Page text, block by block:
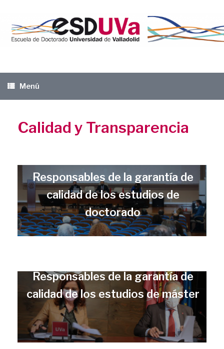
contenido
Menú
Calidad y Transparencia
Responsables de la garantía de
calidad de los estudios de
doctorado
Responsables de la garantía de
calidad de los estudios de máster